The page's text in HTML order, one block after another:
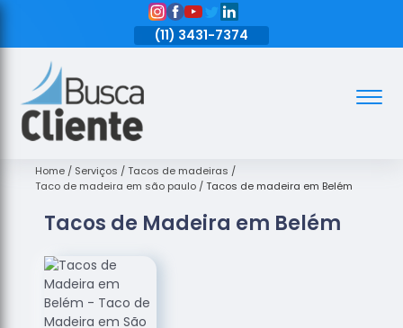
(11) 3431-7374
Assoalhos
de Madeira
Madeira
de
Assoalhos
de Madeira
Home Serviços
Tacos de madeiras
Taco de madeira em são paulo
Tacos de madeira em Belém
Tacos de Madeira em Belém